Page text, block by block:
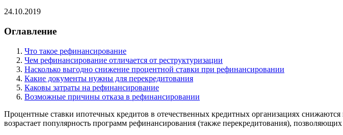
24.10.2019
Оглавление
Что такое рефинансирование
Чем рефинансирование отличается от реструктуризации
Насколько выгодно снижение процентной ставки при рефинансировании
Какие документы нужны для перекредитования
Каковы затраты на рефинансирование
Возможные причины отказа в рефинансировании
Процентные ставки ипотечных кредитов в отечественных кредитных организациях
возрастает популярность программ рефинансирования (также перекредитования),